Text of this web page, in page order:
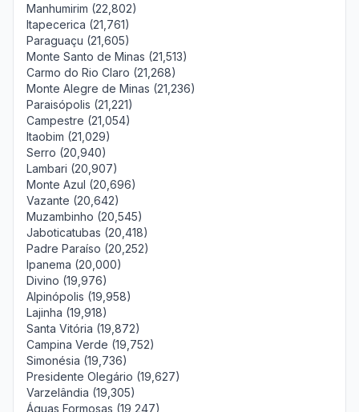
Manhumirim (22,802)
Itapecerica (21,761)
Paraguaçu (21,605)
Monte Santo de Minas (21,513)
Carmo do Rio Claro (21,268)
Monte Alegre de Minas (21,236)
Paraisópolis (21,221)
Campestre (21,054)
Itaobim (21,029)
Serro (20,940)
Lambari (20,907)
Monte Azul (20,696)
Vazante (20,642)
Muzambinho (20,545)
Jaboticatubas (20,418)
Padre Paraíso (20,252)
Ipanema (20,000)
Divino (19,976)
Alpinópolis (19,958)
Lajinha (19,918)
Santa Vitória (19,872)
Campina Verde (19,752)
Simonésia (19,736)
Presidente Olegário (19,627)
Varzelândia (19,305)
Águas Formosas (19,247)